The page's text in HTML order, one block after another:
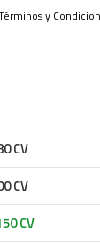
y
CV
CV
CV